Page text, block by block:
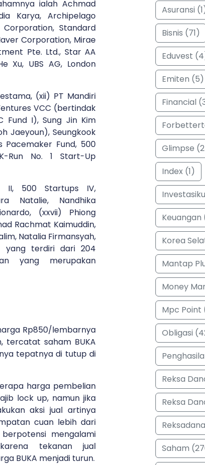
ialah Achmad
Karya, Archipelago
Standard
Corporation, Mirae
Pte. Ltd., Star AA
Xu, UBS AG, London
(xii) PT Mandiri
VCC (bertindak
Fund I), Sung Jin Kim
Jaeyoun), Seungkook
Pacemaker Fund, 500
K-Run No. 1 Start-Up
II, 500 Startups IV,
Natalie, Nandhika
(xxvii) Phiong
Rachmat Kaimuddin,
Natalia Firmansyah,
yang terdiri dari 204
yang merupakan
Rp850/lembarnya
tercatat saham BUKA
tepatnya di tutup di
harga pembelian
lock up, namun jika
aksi jual artinya
cuan lebih dari
mengalami
tekanan jual
BUKA menjadi turun.
Asuransi
Bisnis (71)
Eduvest
Emiten (5)
Financial
Glimpse
Index (1)
Keuangan
Korea
Mantap
Money
Mpc Point
Obligasi
Reksa
Reksa
Saham